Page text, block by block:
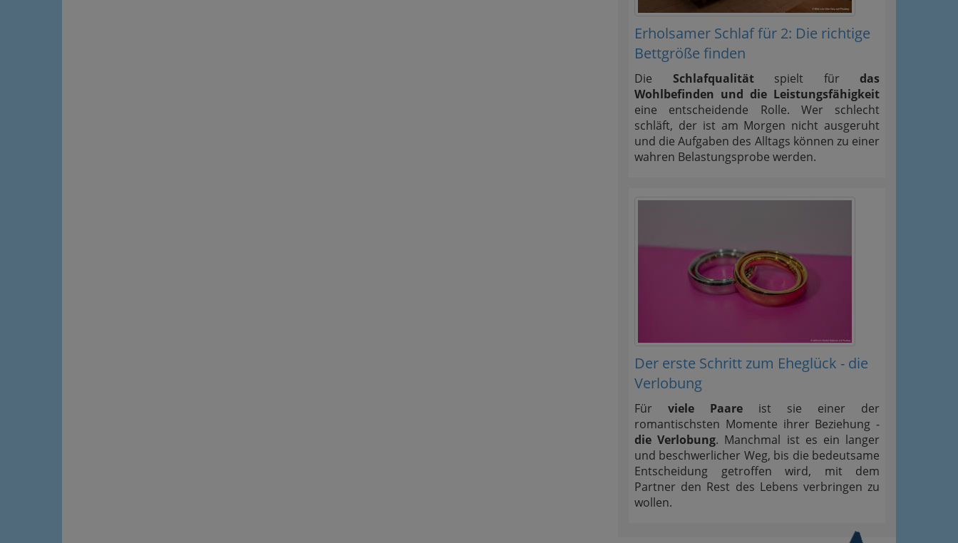
Erholsamer Schlaf für 2: Die richtige
Bettgröße finden
Die Schlafqualitätspielt für das
Wohlbefinden und die Leistungsfähigkeit
eine entscheidende Rolle. Wer schlecht
schläft, der ist am Morgen nicht ausgeruht
und die Aufgaben des Alltags können zu einer
wahren Belastungsprobe werden.
Der erste Schritt zum Eheglück - die
Verlobung
Für viele Paare ist sie einer der
romantischsten Momente ihrer Beziehung -
die Verlobung. Manchmal ist es ein langer
und beschwerlicher Weg, bis die bedeutsame
Entscheidung getroffen wird, mit dem
Partner den Rest des Lebens verbringen zu
wollen.